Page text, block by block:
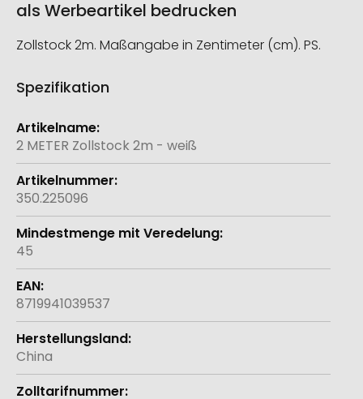
als Werbeartikel bedrucken
Zollstock 2m. Maßangabe in Zentimeter (cm). PS.
Spezifikation
Weitere
Informationen
2 METER Zollstock 2m - weiß
350.225096
45
8719941039537
China